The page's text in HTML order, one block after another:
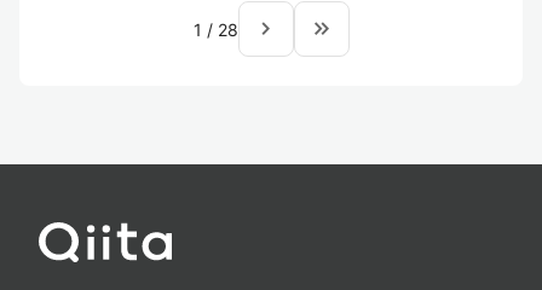
1 / 28 navigate_next keyboard_double_arrow_right